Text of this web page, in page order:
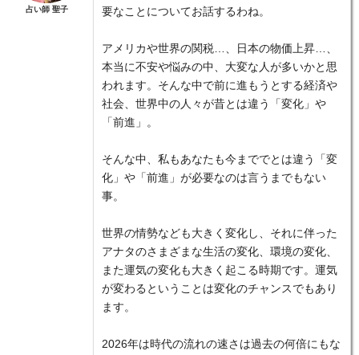
占い師 聖子
要なことについてお話するわね。
アメリカや世界の関税…、日本の物価上昇…、
本当に不安や悩みの中、大変な人が多いかと思
われます。そんな中で前に進もうとする経済や
社会、世界中の人々が昔とは違う「変化」や
「前進」。
そんな中、私もあなたも今まででとは違う「変
化」や「前進」が必要なのは言うまでもない
事。
世界の情勢なども大きく変化し、それに伴った
アナタのさまざまな生活の変化、環境の変化、
また運気の変化も大きく起こる時期です。運気
が変わるということは変化のチャンスでもあり
ます。
2026年は時代の流れの速さは過去の何倍にもな